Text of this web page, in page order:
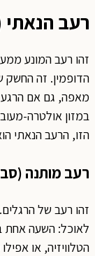
רעב
זהו רעב המונע
הדופמין. זה החשק
מאפה, גם אם הרגע
במזון אולטרה-
הזו, הרעב הנאתי
רעב מותנה
זהו רעב של
לאוכל: השעה אחת
הטלוויזיה, או